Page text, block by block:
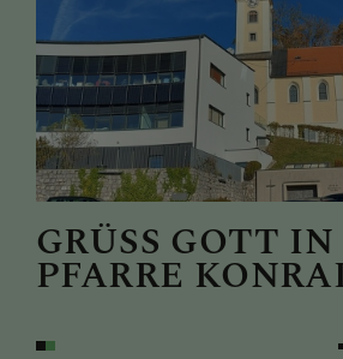
PFARRBRIEFE
GRÜSS GOTT IN
FARRE